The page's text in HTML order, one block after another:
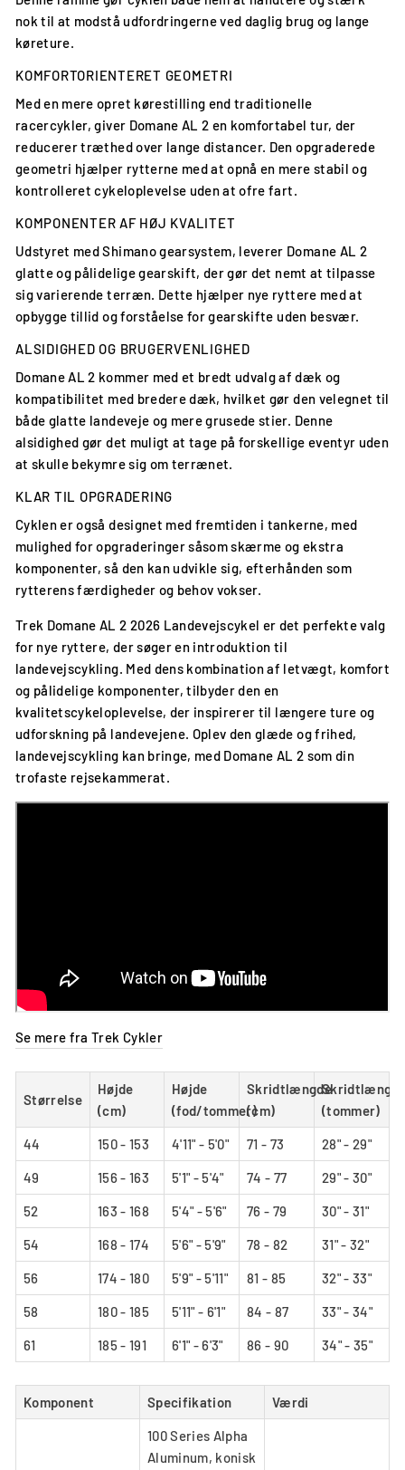
nok til at modstå udfordringerne ved daglig brug og lange
køreture.
KOMFORTORIENTERET GEOMETRI
Med en mere opret kørestilling end traditionelle
racercykler, giver Domane AL 2 en komfortabel tur, der
reducerer træthed over lange distancer. Den opgraderede
geometri hjælper rytterne med at opnå en mere stabil og
kontrolleret cykeloplevelse uden at ofre fart.
KOMPONENTER AF HØJ KVALITET
Udstyret med Shimano gearsystem, leverer Domane AL 2
glatte og pålidelige gearskift, der gør det nemt at tilpasse
sig varierende terræn. Dette hjælper nye ryttere med at
opbygge tillid og forståelse for gearskifte uden besvær.
ALSIDIGHED OG BRUGERVENLIGHED
Domane AL 2 kommer med et bredt udvalg af dæk og
kompatibilitet med bredere dæk, hvilket gør den velegnet til
både glatte landeveje og mere grusede stier. Denne
alsidighed gør det muligt at tage på forskellige eventyr uden
at skulle bekymre sig om terrænet.
KLAR TIL OPGRADERING
Cyklen er også designet med fremtiden i tankerne, med
mulighed for opgraderinger såsom skærme og ekstra
komponenter, så den kan udvikle sig, efterhånden som
rytterens færdigheder og behov vokser.
Trek Domane AL 2 2026 Landevejscykel er det perfekte valg
for nye ryttere, der søger en introduktion til
landevejscykling. Med dens kombination af letvægt, komfort
og pålidelige komponenter, tilbyder den en
kvalitetscykeloplevelse, der inspirerer til længere ture og
udforskning på landevejene. Oplev den glæde og frihed,
landevejscykling kan bringe, med Domane AL 2 som din
trofaste rejsekammerat.
Se mere fra Trek Cykler
Størrelse
Højde
(cm)
Højde
(fod/tommer)
Skridtlængde
(cm)
(tommer)
44 150 - 153 4'11" - 5'0" 71 - 73 28" - 29"
49 156 - 163 5'1" - 5'4" 74 - 77 29" - 30"
52 163 - 168 5'4" - 5'6" 76 - 79 30" - 31"
54 168 - 174 5'6" - 5'9" 78 - 82 31" - 32"
56 174 - 180 5'9" - 5'11" 81 - 85 32" - 33"
58 180 - 185 5'11" - 6'1" 84 - 87 33" - 34"
61 185 - 191 6'1" - 6'3" 86 - 90 34" - 35"
Komponent Specifikation Værdi
100 Series Alpha
Aluminum, konisk